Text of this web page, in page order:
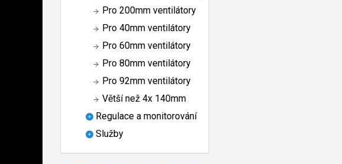
Pro 200mm ventilátory
Pro 40mm ventilátory
Pro 60mm ventilátory
Pro 80mm ventilátory
Pro 92mm ventilátory
Větší než 4x 140mm
Regulace a monitorování
Služby